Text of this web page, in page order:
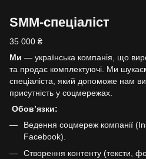
SMM-спеціаліст
35 000 ₴
Ми — українська компанія, що
та продає комплектуючі. Ми
спеціаліста, який допоможе нам
присутність у соцмережах.
Обов’язки:
Ведення соцмереж компанії
Facebook).
Створення контенту (тексти,